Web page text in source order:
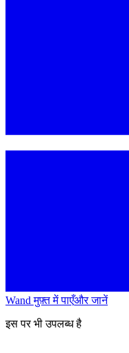
Wand मुफ़्त में पाएँऔर जानें
इस पर भी उपलब्ध है